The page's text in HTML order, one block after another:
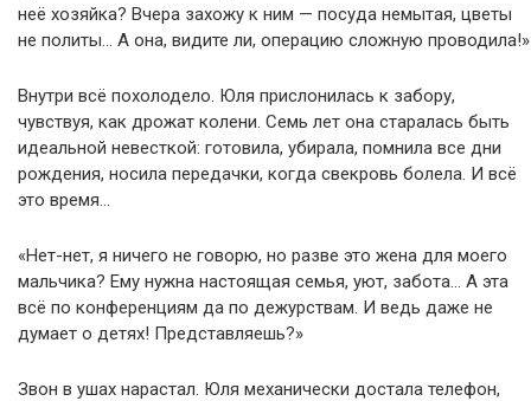
неё хозяйка? Вчера захожу к ним — посуда немытая, цветы
не политы… А она, видите ли, операцию сложную проводила!»
Внутри всё похолодело. Юля прислонилась к забору,
чувствуя, как дрожат колени. Семь лет она старалась быть
идеальной невесткой: готовила, убирала, помнила все дни
рождения, носила передачки, когда свекровь болела. И всё
это время…
«Нет-нет, я ничего не говорю, но разве это жена для моего
мальчика? Ему нужна настоящая семья, уют, забота… А эта
всё по конференциям да по дежурствам. И ведь даже не
думает о детях! Представляешь?»
Звон в ушах нарастал. Юля механически достала телефон,